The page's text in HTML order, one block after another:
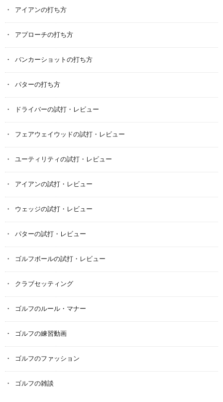
アイアンの打ち方
アプローチの打ち方
バンカーショットの打ち方
パターの打ち方
ドライバーの試打・レビュー
フェアウェイウッドの試打・レビュー
ユーティリティの試打・レビュー
アイアンの試打・レビュー
ウェッジの試打・レビュー
パターの試打・レビュー
ゴルフボールの試打・レビュー
クラブセッティング
ゴルフのルール・マナー
ゴルフの練習動画
ゴルフのファッション
ゴルフの雑談